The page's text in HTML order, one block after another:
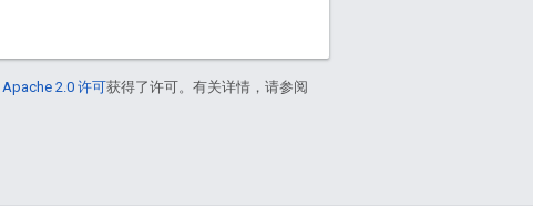
Apache 2.0 许可获得了许可。有关详情，请参阅